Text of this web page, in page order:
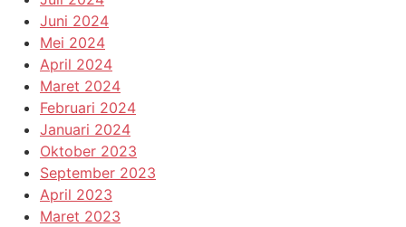
Juni 2024
Mei 2024
April 2024
Maret 2024
Februari 2024
Januari 2024
Oktober 2023
September 2023
April 2023
Maret 2023